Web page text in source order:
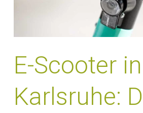
E-Scooter in
Karlsruhe: